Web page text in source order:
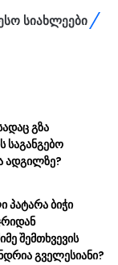
სიახლეები
გზა
საგანგებო
ადგილზე?
პატარა ბიჭი
შემთხვევის
გველესიანი?